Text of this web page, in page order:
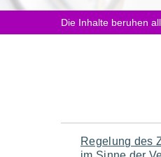
hier:Die Inhalte beruhen
Regelung des